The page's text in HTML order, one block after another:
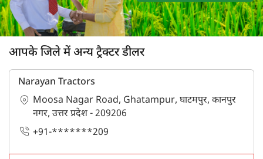
आपके जिले में अन्य ट्रैक्टर डीलर
Narayan Tractors
Moosa Nagar Road, Ghatampur, घाटमपुर, कानपुर
नगर, उत्तर प्रदेश - 209206
+91-*******209